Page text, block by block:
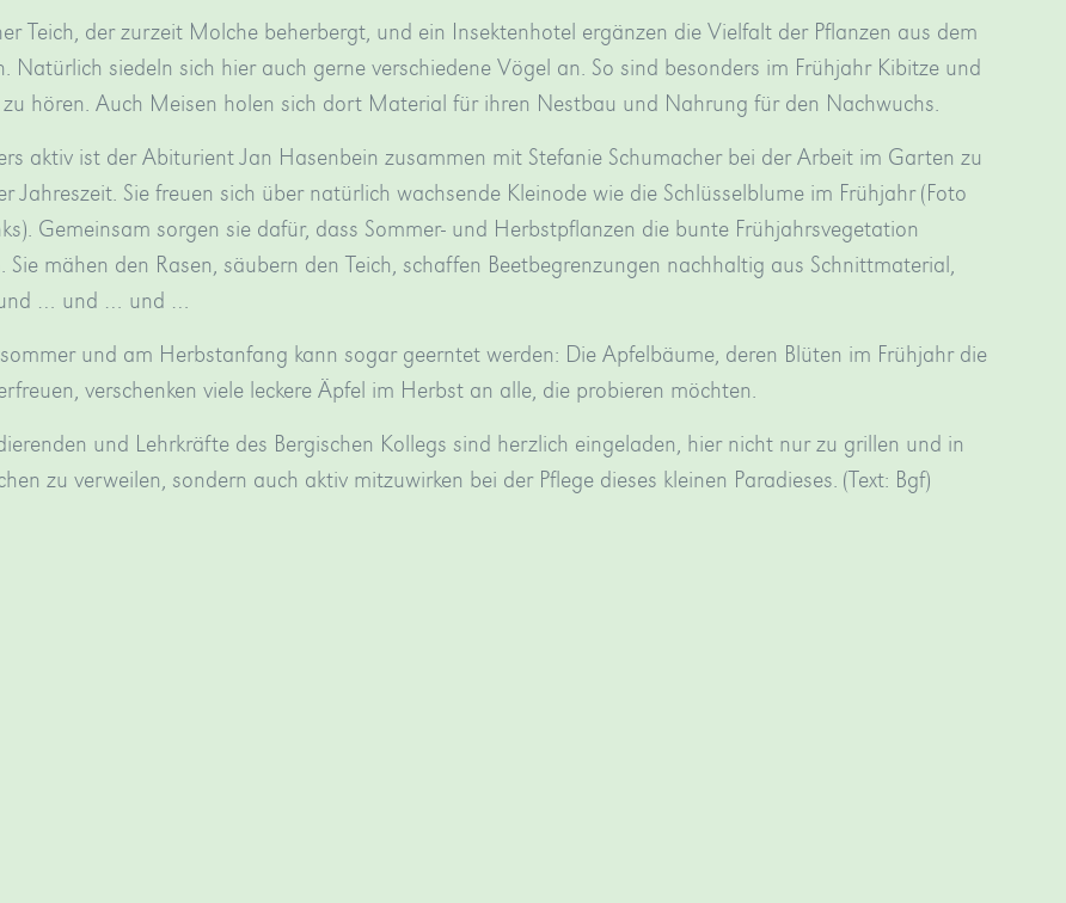
Teich, der zurzeit Molche beherbergt, und ein Insektenhotel ergänzen die Vielfalt der Pflanzen aus dem
Natürlich siedeln sich hier auch gerne verschiedene Vögel an. So sind besonders im Frühjahr Kibitze und
hören. Auch Meisen holen sich dort Material für ihren Nestbau und Nahrung für den Nachwuchs.
aktiv ist der Abiturient Jan Hasenbein zusammen mit Stefanie Schumacher bei der Arbeit im Garten zu
Jahreszeit. Sie freuen sich über natürlich wachsende Kleinode wie die Schlüsselblume im Frühjahr (Foto
Gemeinsam sorgen sie dafür, dass Sommer- und Herbstpflanzen die bunte Frühjahrsvegetation
Sie mähen den Rasen, säubern den Teich, schaffen Beetbegrenzungen nachhaltig aus Schnittmaterial,
… und … und …
und am Herbstanfang kann sogar geerntet werden: Die Apfelbäume, deren Blüten im Frühjahr die
verschenken viele leckere Äpfel im Herbst an alle, die probieren möchten.
und Lehrkräfte des Bergischen Kollegs sind herzlich eingeladen, hier nicht nur zu grillen und in
zu verweilen, sondern auch aktiv mitzuwirken bei der Pflege dieses kleinen Paradieses. (Text: Bgf)